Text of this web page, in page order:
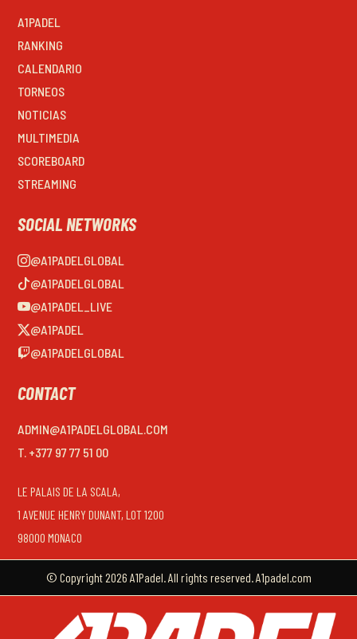
A1PADEL
RANKING
CALENDARIO
TORNEOS
NOTICIAS
MULTIMEDIA
SCOREBOARD
STREAMING
SOCIAL NETWORKS
@A1PADELGLOBAL
@A1PADELGLOBAL
@A1PADEL_LIVE
@A1PADEL
@A1PADELGLOBAL
CONTACT
ADMIN@A1PADELGLOBAL.COM
T. +377 97 77 51 00
LE PALAIS DE LA SCALA,
1 AVENUE HENRY DUNANT, LOT 1200
98000 MONACO
© Copyright 2026 A1Padel. All rights reserved. A1padel.com